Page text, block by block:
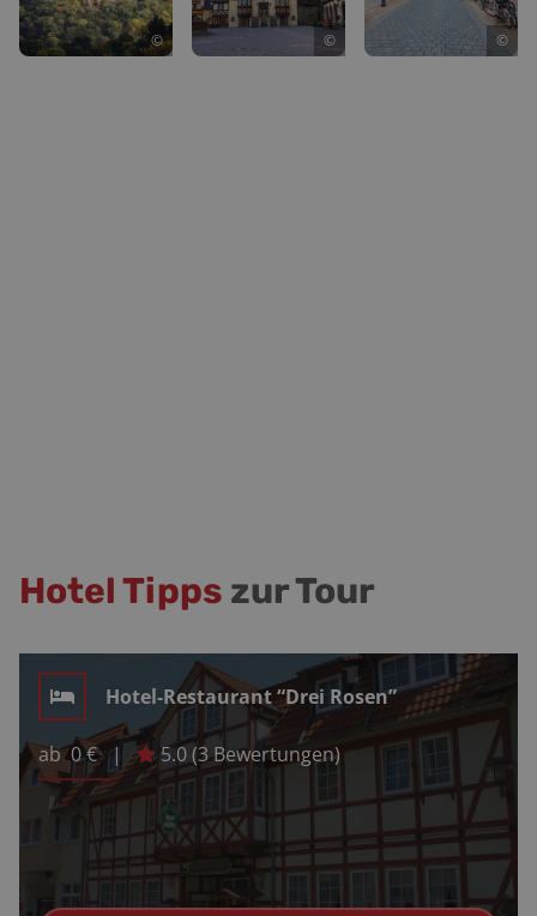
© © ©
Hotel Tipps zur Tour
Hotel-Restaurant “Drei Rosen”
ab 0€ | 5.0(3Bewertungen)